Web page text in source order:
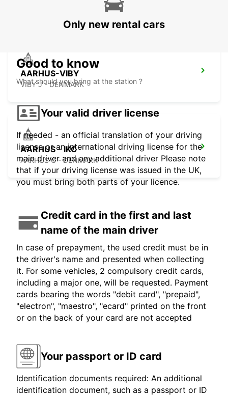
AARHUS-VIBY
VIBY J - DENMARK
AARHUS - IKC
AARHUS C - DENMARK
Only new rental cars
Good to know
What should you bring at the station ?
Your valid driver license
If needed - an official translation of your driving
license or an international driving license for the
main driver and any additional driver Please note
that if your driving license was issued in the UK,
you must bring both parts of your licence.
Credit card in the first and last
name of the main driver
In case of prepayment, the used credit must be in
the driver's name and presented when collecting
it. For some vehicles, 2 compulsory credit cards,
including a major one, will be requested. Payment
cards bearing the words "debit card", "prepaid",
"electron", "maestro", "ecard" printed on the front
or on the back of your card are not accepted
Your passport or ID card
Identification documents required: An additional
identification document, such as a passport or ID